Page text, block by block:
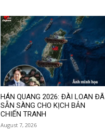
HÁN QUANG 2026: ĐÀI LOAN ĐÃ
SẴN SÀNG CHO KỊCH BẢN
CHIẾN TRANH
August 7, 2026